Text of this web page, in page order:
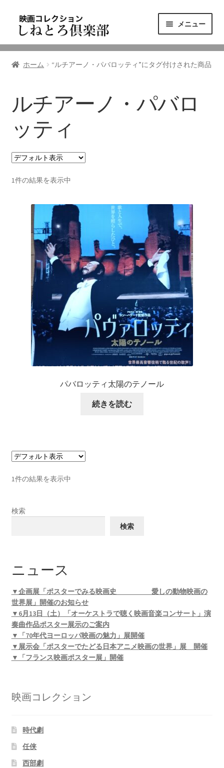
ゲ
シ
へ
キ
プ
テ
ツ
キ
プ
メニュー
ニュース
東三河の映画館
しねとろ倶楽部について
リンクの旅
ホーム “ルチアーノ・パバロッティ”にタグ付けされた商品
ルチアーノ・パバロ
ッティ
1件の結果を表示中
パバロッティ太陽のテノール
続きを読む
1件の結果を表示中
検索
検索
ニュース
▼企画展「ポスターでみる映画史 愛しの動物映画の
世界展」開催のお知らせ
▼6月13日（土）「オーケストラで聴く映画音楽コンサート」演
奏曲作品ポスター展示のご案内
▼「70年代ヨーロッパ映画の魅力」展開催
▼展示会「ポスターでたどる日本アニメ映画の世界」展 開催
▼「フランス映画ポスター展」開催
映画コレクション
時代劇
任侠
西部劇